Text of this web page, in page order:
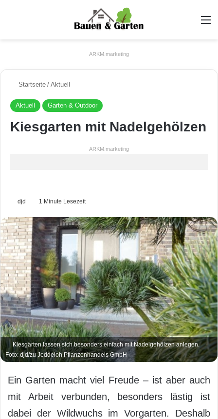
ARKM.marketing
Startseite / Aktuell
Aktuell Garten & Outdoor
Kiesgarten mit Nadelgehölzen
ARKM.marketing
djd 1 Minute Lesezeit
Kiesgärten lassen sich besonders einfach mit Nadelgehölzen anlegen.
Foto: djd/zu Jeddeloh Pflanzenhandels GmbH
Ein Garten macht viel Freude – ist aber auch
mit Arbeit verbunden, besonders lästig ist
dabei der Wildwuchs im Vorgarten. Deshalb